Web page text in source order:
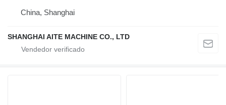
China, Shanghai
SHANGHAI AITE MACHINE CO., LTD